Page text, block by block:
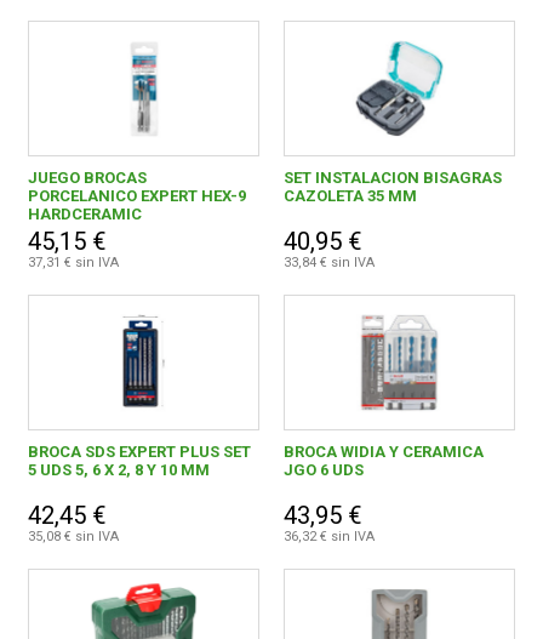
0,00 € - 99,99 €
100,00 € y superior 3
ASLAK, S.L.
CELESA, S.A.
COMERCIAL EINHELL, S.A.
FEGEMU, S.A. 1
11
JUEGO BROCAS
PORCELANICO EXPERT HEX-9
HARDCERAMIC
45,15 €
37,31 € sin IVA
SET INSTALACION BISAGRAS
CAZOLETA 35 MM
40,95 €
33,84 € sin IVA
BROCA SDS EXPERT PLUS SET
5 UDS 5, 6 X 2, 8 Y 10 MM
42,45 €
35,08 € sin IVA
BROCA WIDIA Y CERAMICA
JGO 6 UDS
43,95 €
36,32 € sin IVA